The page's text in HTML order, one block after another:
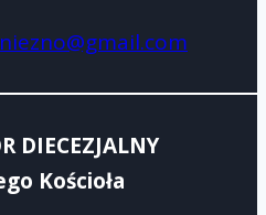
DIECEZJALNY
Kościoła